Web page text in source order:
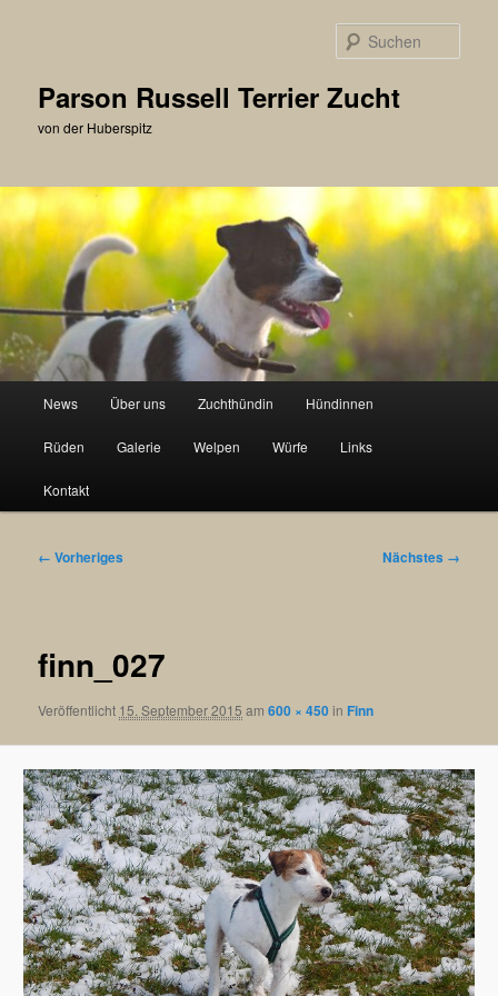
Parson Russell Terrier Zucht
von der Huberspitz
News Über uns Zuchthündin Hündinnen
Rüden Galerie Welpen Würfe Links
Kontakt
Bilder-
← Vorheriges Nächstes →
finn_027
Veröffentlicht 15. September 2015 am600 × 450in Finn